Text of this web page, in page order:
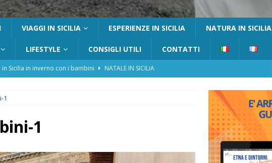
VIAGGI IN SICILIA ESPERIENZE IN SICILIA NATURA IN SICILIA
LIFESTYLE CONSIGLI UTILI CONTATTI
in Sicilia in inverno con i bambini
NATALE IN SICILIA
con bambini: guida completa su come arrivare,
FUORI PORTA
1
1